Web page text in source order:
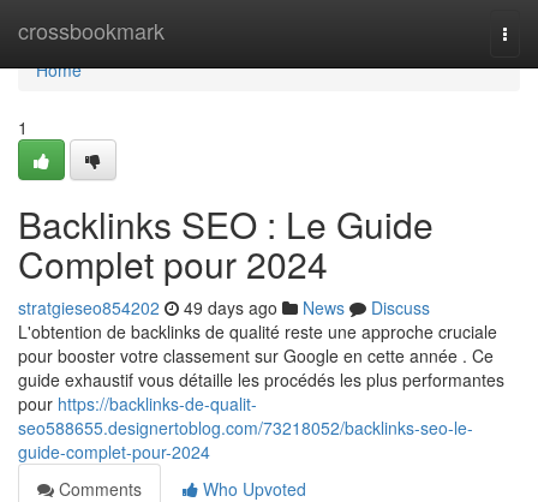
crossbookmark
Home
Home
1
Backlinks SEO : Le Guide
Complet pour 2024
stratgieseo854202 49 days ago News
Discuss
L'obtention de backlinks de qualité reste une approche cruciale
pour booster votre classement sur Google en cette année . Ce
guide exhaustif vous détaille les procédés les plus performantes
pour https://backlinks-de-qualit-
seo588655.designertoblog.com/73218052/backlinks-seo-le-
guide-complet-pour-2024
Comments
Who Upvoted